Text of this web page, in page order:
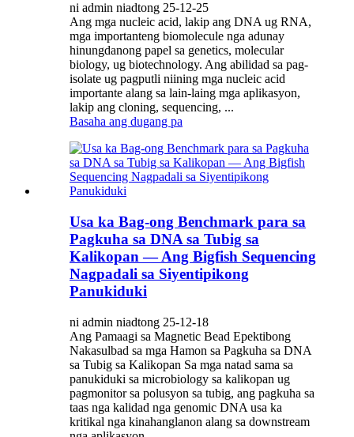
ni admin niadtong 25-12-25
Ang mga nucleic acid, lakip ang DNA ug RNA,
mga importanteng biomolecule nga adunay
hinungdanong papel sa genetics, molecular
biology, ug biotechnology. Ang abilidad sa pag-
isolate ug pagputli niining mga nucleic acid
importante alang sa lain-laing mga aplikasyon,
lakip ang cloning, sequencing, ...
Basaha ang dugang pa
Usa ka Bag-ong Benchmark para sa
Pagkuha sa DNA sa Tubig sa
Kalikopan — Ang Bigfish Sequencing
Nagpadali sa Siyentipikong
Panukiduki
ni admin niadtong 25-12-18
Ang Pamaagi sa Magnetic Bead Epektibong
Nakasulbad sa mga Hamon sa Pagkuha sa DNA
sa Tubig sa Kalikopan Sa mga natad sama sa
panukiduki sa microbiology sa kalikopan ug
pagmonitor sa polusyon sa tubig, ang pagkuha sa
taas nga kalidad nga genomic DNA usa ka
kritikal nga kinahanglanon alang sa downstream